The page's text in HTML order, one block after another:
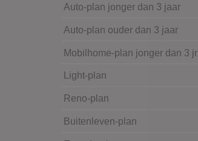
Auto-plan jonger dan 3 jaar
Auto-plan ouder dan 3 jaar
Mobilhome-plan jonger dan 3 jr
Light-plan
Reno-plan
Buitenleven-plan